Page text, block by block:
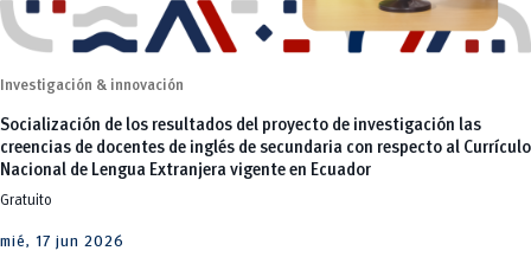
Investigación & innovación
Socialización de los resultados del proyecto de investigación las
creencias de docentes de inglés de secundaria con respecto al Currículo
Nacional de Lengua Extranjera vigente en Ecuador
Gratuito
mié, 17 jun 2026